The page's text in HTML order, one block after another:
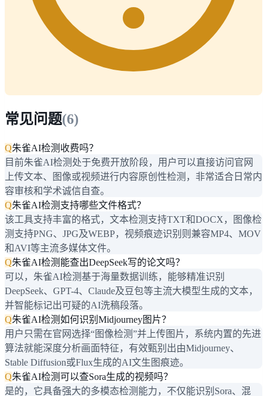
常见问题(6)
Q朱雀AI检测收费吗？
目前朱雀AI检测处于免费开放阶段，用户可以直接访问官网
上传文本、图像或视频进行内容原创性检测，非常适合日常内
容审核和学术诚信自查。
Q朱雀AI检测支持哪些文件格式？
该工具支持丰富的格式，文本检测支持TXT和DOCX，图像检
测支持PNG、JPG及WEBP，视频痕迹识别则兼容MP4、MOV
和AVI等主流多媒体文件。
Q朱雀AI检测能查出DeepSeek写的论文吗？
可以，朱雀AI检测基于海量数据训练，能够精准识别
DeepSeek、GPT-4、Claude及豆包等主流大模型生成的文本，
并智能标记出可疑的AI洗稿段落。
Q朱雀AI检测如何识别Midjourney图片？
用户只需在官网选择“图像检测”并上传图片，系统内置的先进
算法就能深度分析画面特征，有效甄别出由Midjourney、
Stable Diffusion或Flux生成的AI文生图痕迹。
Q朱雀AI检测可以查Sora生成的视频吗？
是的，它具备强大的多模态检测能力，不仅能识别Sora、混